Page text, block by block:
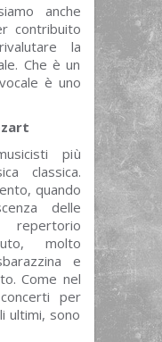
anche
contribuito
la
Che è un
è uno
più
classica.
quando
delle
molto
e
Come nel
per
ultimi, sono